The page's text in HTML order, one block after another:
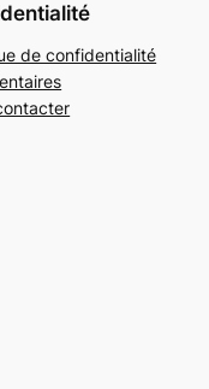
de confidentialité